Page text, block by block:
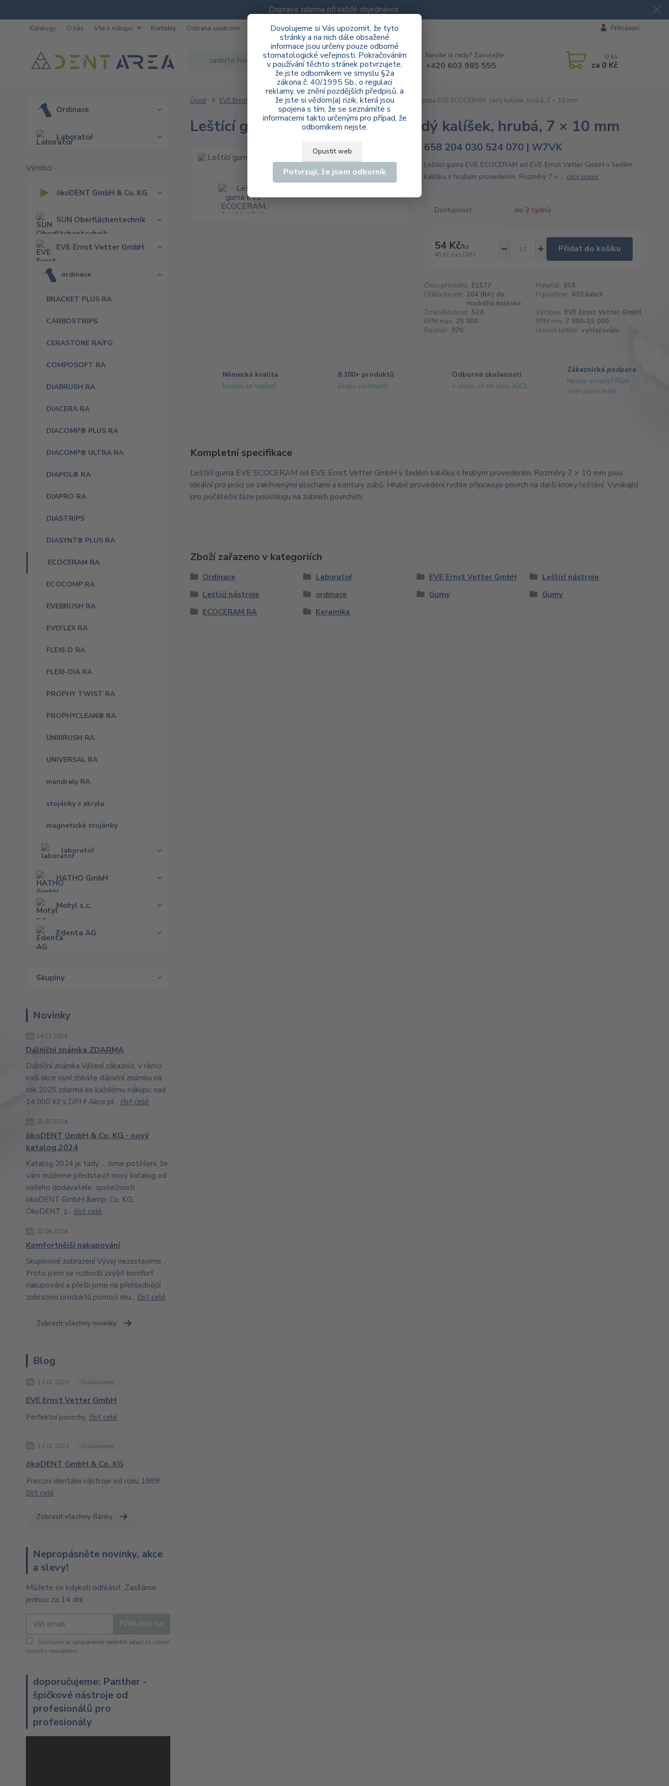
Doprava zdarma při každé objednávce.
Dovolujeme si Vás upozornit, že tyto
stránky a na nich dále obsažené
informace jsou určeny pouze odborné
stomatologické veřejnosti. Pokračováním
v používání těchto stránek potvrzujete,
že jste odborníkem ve smyslu §2a
zákona č. 40/1995 Sb., o regulaci
reklamy, ve znění pozdějších předpisů, a
že jste si vědom(a) rizik, která jsou
spojena s tím, že se seznámíte s
informacemi takto určenými pro případ, že
odborníkem nejste.
Opustit web
Potvrzuji, že jsem odborník
Katalogy O nás Vše o nákupu Kontakty Ochrana soukromí Přihlášení
Hledat Nevíte si rady? Zavolejte.
+420 603 985 555
0 ks
za 0 Kč
Ordinace
Laboratoř
Výrobci
ökoDENT GmbH & Co. KG
SUN Oberflächentechnik
EVE Ernst Vetter GmbH
ordinace
BRACKET PLUS RA
CARBOSTRIPS
CERASTONE RA/FG
COMPOSOFT RA
DIABRUSH RA
DIACERA RA
DIACOMP® PLUS RA
DIACOMP® ULTRA RA
DIAPOL® RA
DIAPRO RA
DIASTRIPS
DIASYNT® PLUS RA
ECOCERAM RA
ECOCOMP RA
EVEBRUSH RA
EVEFLEX RA
FLEXI-D RA
FLEXI-DIA RA
PROPHY TWIST RA
PROPHYCLEAN® RA
UNIBRUSH RA
UNIVERSAL RA
mandrely RA
stojánky z akrylu
magnetické stojánky
laboratoř
HATHO GmbH
Motyl s.c.
Edenta AG
Skupiny
Novinky
14.11.2024
Dálniční známka ZDARMA
Dálniční známka Vážení zákazníci, v rámci
naší akce nyní získáte dálniční známku na
rok 2025 zdarma ke každému nákupu nad
14 000 Kč s DPH! Akce pl... číst celé
25.07.2024
ökoDENT GmbH & Co. KG - nový
katalog 2024
Katalog 2024 je tady ... Jsme potěšeni, že
vám můžeme představit nový katalog od
našeho dodavatele, společnosti
ökoDENT GmbH &amp; Co. KG.
ÖkoDENT, z... číst celé
02.06.2024
Komfortnější nakupování
Skupinové zobrazení Vývoj nezastavíme ..
Proto jsem se rozhodli zvýšit komfort
nakupování a přešli jsme na přehlednější
zobrazení produktů pomocí sku... číst celé
Zobrazit všechny novinky
Blog
13.07.2023 Dodavatelé
EVE Ernst Vetter GmbH
Perfektní povrchy. číst celé
13.07.2023 Dodavatelé
ökoDENT GmbH & Co. KG
Precizní dentální nástroje od roku 1989!
číst celé
Zobrazit všechny články
Nepropásněte novinky, akce
a slevy!
Můžete se kdykoli odhlásit. Zasíláme
jednou za 14 dní.
Souhlasím se zpracováním osobních údajů za účelem
rozesílky newsletteru.
doporučujeme: Panther -
špičkové nástroje od
profesionálů pro
profesionály
Úvod EVE Ernst Vetter GmbH ordinace ECOCERAM RA Leštící guma EVE ECOCERAM, šedý kalíšek, hrubá, 7 × 10 mm
Leštící guma EVE ECOCERAM, šedý kalíšek, hrubá, 7 × 10 mm
658 204 030 524 070 | W7VK
Leštící guma EVE ECOCERAM od EVE Ernst Vetter GmbH v šedém
kalíšku s hrubým provedením. Rozměry 7 × ... celý popis
Dostupnost do 2 týdnů
54 Kč/ks
45 Kč bez DPH
Přidat do košíku
Číslo produktu: E1577 Materiál: 658
Dřík/uchycení: 204 (RA) do
modrého kolénka
Figura/tvar: 030 kalich
Zrnění/hrubost: 524 Výrobce: EVE Ernst Vetter GmbH
RPM max: 25 000 RPM min: 7 000–15 000
Rozměr: 070 Úroveň leštění: vyhlazování
Německá kvalita
kvalita se vyplatí
8.100+ produktů
široký sortiment
Odborné zkušenosti
v oboru již od roku 2001
Zákaznická podpora
Nevíte si rady? Rádi
Vám pomůžeme.
Kompletní specifikace
Leštící guma EVE ECOCERAM od EVE Ernst Vetter GmbH v šedém kalíšku s hrubým provedením. Rozměry 7 × 10 mm jsou
ideální pro práci se zakřivenými plochami a kontury zubů. Hrubé provedení rychle připravuje povrch na další kroky leštění. Vynikající
pro počáteční fáze polishingu na zubních povrchích.
Zboží zařazeno v kategoriích
Ordinace Laboratoř EVE Ernst Vetter GmbH
Leštící nástroje
Leštící nástroje
ordinace Gumy
Gumy
ECOCERAM RA
Keramika